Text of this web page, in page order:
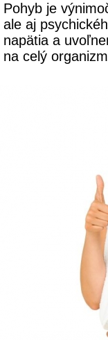
Pohyb je
ale aj
napätia a
na celý